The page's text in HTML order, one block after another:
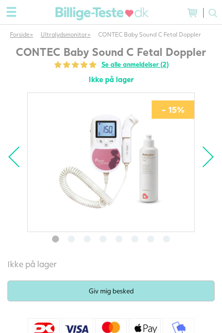
Forside Ultralydsmonitor CONTEC Baby Sound C Fetal Doppler
CONTEC Baby Sound C Fetal Doppler
Se alle anmeldelser (2)
Ikke på lager
- 15%
Ikke på lager